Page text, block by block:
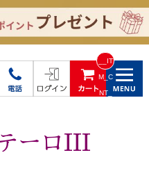
__IT
M_C
NT_
ーロIII